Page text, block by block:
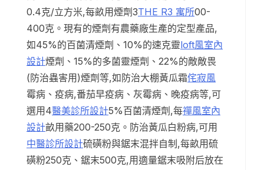
0.4克/立方米,每畝用煙劑3THE R3 寓所00-
400克。現有的煙劑有農藥廠生產的定型產品,
如45%的百菌清煙劑、10%的速克靈loft風室內
設計煙劑、15%的多菌靈煙劑、22%的敵敵畏
(防治蟲害用)煙劑等,如防治大棚黃瓜霜侘寂風
霉病、疫病,番茄早疫病、灰霉病、晚疫病等,可
選用4醫美診所設計5%百菌清煙劑,每禪風室內
設計畝用藥200-250克。防治黃瓜白粉病,可用
中醫診所設計硫磺粉與鋸末混拌自制,每畝用硫
磺粉250克、鋸末500克,用適量鋸末吸附后放在